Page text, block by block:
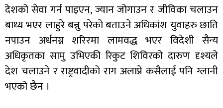
देशको सेवा गर्न पाइएन, ज्यान जोगाउन र जीविका चलाउन
बाध्य भएर लाहुरे बन्नु परेको बताउने अधिकांश युवाहरु छाति
नपाउन अर्धनग्न शरिरमा लामवद्ध भएर विदेशी सैन्य
अधिकृतका सामु उभिएकी रिकुट शिविरको दारुण दृश्यले
देश चलाउने र राष्ट्रवादीको राग अलाप्ने कसैलाई पनि ग्लानी
भएको छैन ।